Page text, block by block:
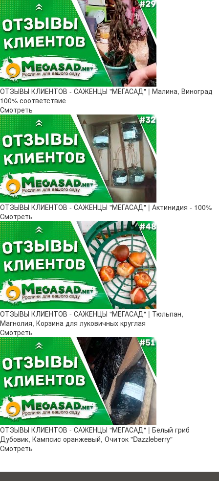
ОТЗЫВЫ КЛИЕНТОВ - САЖЕНЦЫ "МЕГАСАД" | Малина, Виноград
100% соответствие
Смотреть
ОТЗЫВЫ КЛИЕНТОВ - САЖЕНЦЫ "МЕГАСАД" | Актинидия - 100%
Смотреть
ОТЗЫВЫ КЛИЕНТОВ - САЖЕНЦЫ "МЕГАСАД" | Тюльпан,
Магнолия, Корзина для луковичных круглая
Смотреть
ОТЗЫВЫ КЛИЕНТОВ - САЖЕНЦЫ "МЕГАСАД" | Белый гриб
Дубовик, Кампсис оранжевый, Очиток "Dazzleberry"
Смотреть